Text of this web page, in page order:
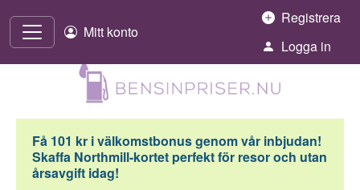
Mitt konto
Registrera
Logga in
Få 101 kr i välkomstbonus genom vår inbjudan!
Skaffa Northmill-kortet perfekt för resor och utan
årsavgift idag!